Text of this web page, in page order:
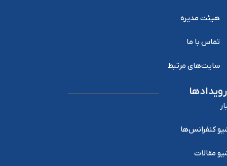
هیئت مدیره
تماس با ما
سایت‌های مرتبط
رویدادها
کنفرانس‌ها
مقالات